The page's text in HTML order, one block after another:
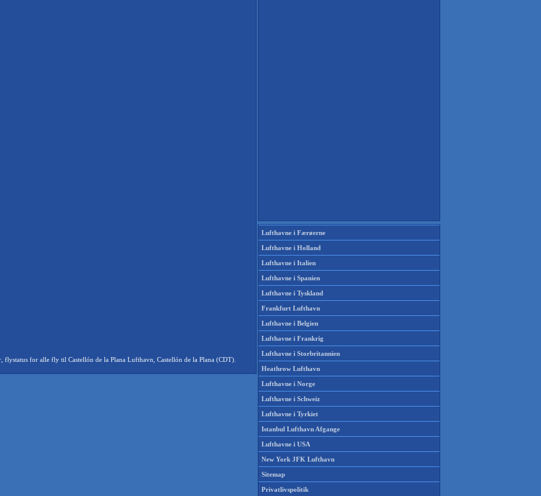
for alle fly til Castellón de la Plana Lufthavn, Castellón de la Plana (CDT).
Lufthavne i Færøerne
Lufthavne i Holland
Lufthavne i Italien
Lufthavne i Spanien
Lufthavne i Tyskland
Frankfurt Lufthavn
Lufthavne i Belgien
Lufthavne i Frankrig
Lufthavne i Storbritannien
Heathrow Lufthavn
Lufthavne i Norge
Lufthavne i Schweiz
Lufthavne i Tyrkiet
Istanbul Lufthavn Afgange
Lufthavne i USA
New York JFK Lufthavn
Sitemap
Privatlivspolitik